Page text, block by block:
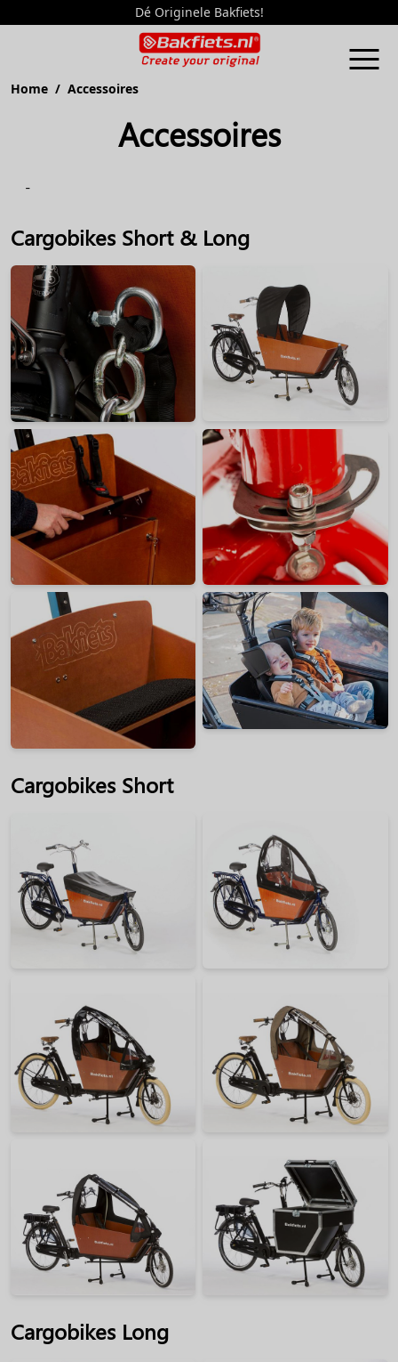
Dé Originele Bakfiets!
Home / Accessoires
Accessoires
-
Cargobikes Short & Long
Cargobikes Short
Cargobikes Long